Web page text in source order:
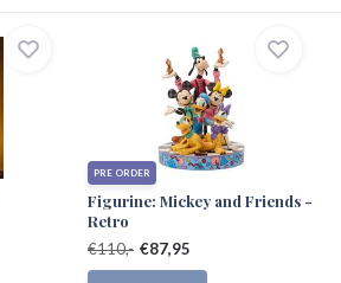
PRE ORDER
Figurine: Mickey and Friends -
Retro
€110,- €87,95